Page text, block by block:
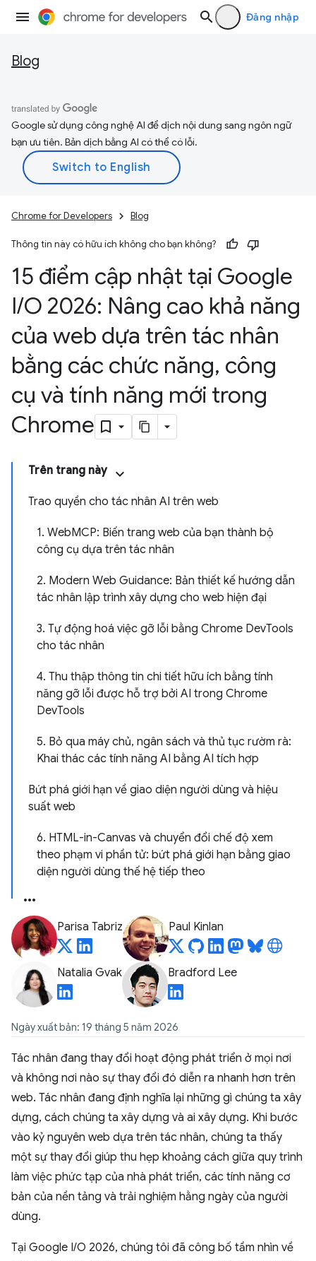
Đăng nhập
Blog
Google sử dụng công nghệ AI để dịch nội dung sang ngôn ngữ
bạn ưu tiên. Bản dịch bằng AI có thể có lỗi.
Chrome for Developers Blog
Thông tin này có hữu ích không cho bạn không?
15 điểm cập nhật tại Google
I/O 2026: Nâng cao khả năng
của web dựa trên tác nhân
bằng các chức năng, công
cụ và tính năng mới trong
Chrome
Trên trang này
Trao quyền cho tác nhân AI trên web
1. WebMCP: Biến trang web của bạn thành bộ
công cụ dựa trên tác nhân
2. Modern Web Guidance: Bản thiết kế hướng dẫn
tác nhân lập trình xây dựng cho web hiện đại
3. Tự động hoá việc gỡ lỗi bằng Chrome DevTools
cho tác nhân
4. Thu thập thông tin chi tiết hữu ích bằng tính
năng gỡ lỗi được hỗ trợ bởi AI trong Chrome
DevTools
5. Bỏ qua máy chủ, ngân sách và thủ tục rườm rà:
Khai thác các tính năng AI bằng AI tích hợp
Bứt phá giới hạn về giao diện người dùng và hiệu
suất web
6. HTML-in-Canvas và chuyển đổi chế độ xem
theo phạm vi phần tử: bứt phá giới hạn bằng giao
diện người dùng thế hệ tiếp theo
Parisa Tabriz Paul Kinlan
Natalia Gvak Bradford Lee
Ngày xuất bản: 19 tháng 5 năm 2026
Tác nhân đang thay đổi hoạt động phát triển ở mọi nơi
và không nơi nào sự thay đổi đó diễn ra nhanh hơn trên
web. Tác nhân đang định nghĩa lại những gì chúng ta xây
dựng, cách chúng ta xây dựng và ai xây dựng. Khi bước
vào kỷ nguyên web dựa trên tác nhân, chúng ta thấy
một sự thay đổi giúp thu hẹp khoảng cách giữa quy trình
làm việc phức tạp của nhà phát triển, các tính năng cơ
bản của nền tảng và trải nghiệm hằng ngày của người
dùng.
Tại Google I/O 2026, chúng tôi đã công bố tầm nhìn về